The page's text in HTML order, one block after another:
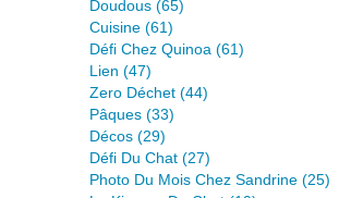
Doudous (65)
Cuisine (61)
Défi Chez Quinoa (61)
Lien (47)
Zero Déchet (44)
Pâques (33)
Décos (29)
Défi Du Chat (27)
Photo Du Mois Chez Sandrine (25)